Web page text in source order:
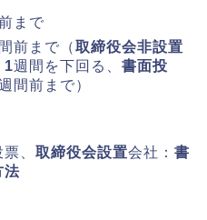
まで
前まで（取締役会非設置
1週間を下回る、 書面投
間前まで）
、 取締役会設置会社： 書
法